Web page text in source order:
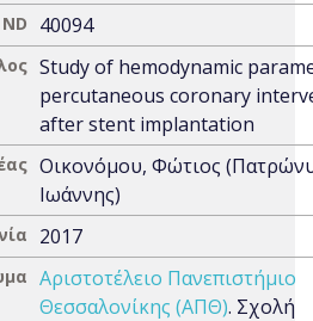
ND 40094
Study of hemodynamic
percutaneous coronary
after stent implantation
Οικονόμου, Φώτιος
Ιωάννης)
2017
Αριστοτέλειο Πανεπιστήμιο
Θεσσαλονίκης (ΑΠΘ). Σχολή